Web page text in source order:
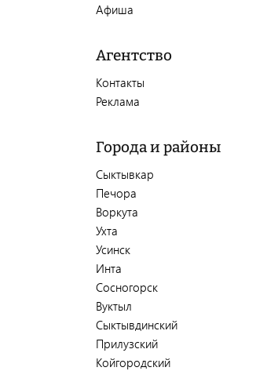
Афиша
Агентство
Контакты
Реклама
Города и районы
Сыктывкар
Печора
Воркута
Ухта
Усинск
Инта
Сосногорск
Вуктыл
Сыктывдинский
Прилузский
Койгородский